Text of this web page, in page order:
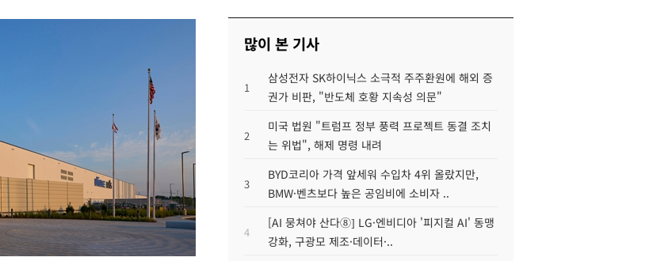
많이 본 기사
1
삼성전자 SK하이닉스 소극적 주주환원에 해외 증
권가 비판, "반도체 호황 지속성 의문"
2
미국 법원 "트럼프 정부 풍력 프로젝트 동결 조치
는 위법", 해제 명령 내려
3
BYD코리아 가격 앞세워 수입차 4위 올랐지만,
BMW·벤츠보다 높은 공임비에 소비자 ..
4
[AI 뭉쳐야 산다⑧] LG·엔비디아 '피지컬 AI' 동맹
강화, 구광모 제조·데이터·..